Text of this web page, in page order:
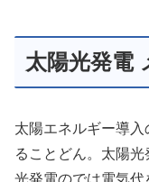
太陽光発電
太陽エネルギー導
ることどん。太陽光
光発電のでは電気